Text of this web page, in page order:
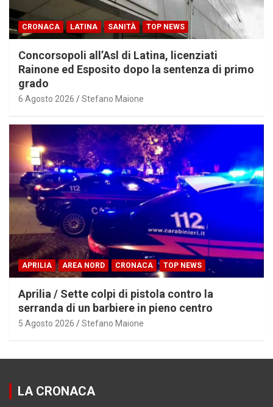
CRONACA LATINA SANITÀ TOP NEWS
Concorsopoli all’Asl di Latina, licenziati
Rainone ed Esposito dopo la sentenza di primo
grado
6 Agosto 2026 Stefano Maione
APRILIA AREA NORD CRONACA TOP NEWS
Aprilia / Sette colpi di pistola contro la
serranda di un barbiere in pieno centro
5 Agosto 2026 Stefano Maione
LA CRONACA